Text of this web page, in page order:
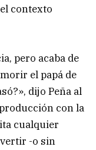
contexto
pero acaba de
el papá de
dijo Peña al
con la
cualquier
-o sin